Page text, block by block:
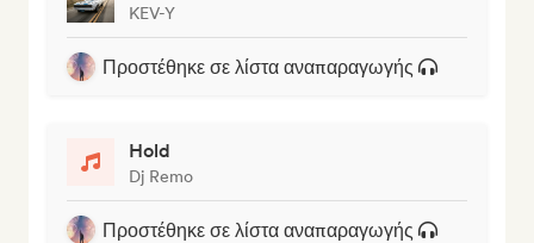
KEV-Y
Προστέθηκε σε λίστα αναπαραγωγής
Hold
Dj Remo
Προστέθηκε σε λίστα αναπαραγωγής